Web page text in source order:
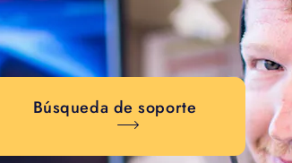
Búsqueda de soporte